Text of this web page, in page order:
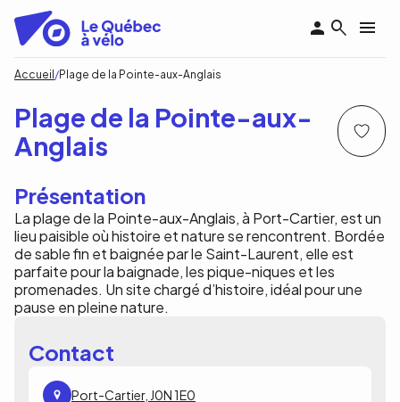
contenu
principal
Fil
d'Ariane
Accueil Plage de la Pointe-aux-Anglais
Plage de la Pointe-aux-
Anglais
Présentation
La plage de la Pointe-aux-Anglais, à Port-Cartier, est un
lieu paisible où histoire et nature se rencontrent. Bordée
de sable fin et baignée par le Saint-Laurent, elle est
parfaite pour la baignade, les pique-niques et les
promenades. Un site chargé d’histoire, idéal pour une
pause en pleine nature.
Contact
Port-Cartier, J0N 1E0